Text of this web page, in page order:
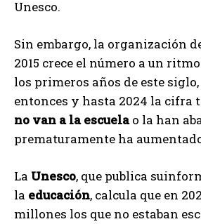
Unesco.
Sin embargo, la organización
2015 crece el número a un
los primeros años de este
entonces y hasta 2024 la cifra
no van a la escuelao la han
prematuramente ha
La Unesco, que publica
la educación, calcula que en
millones los que no estaban